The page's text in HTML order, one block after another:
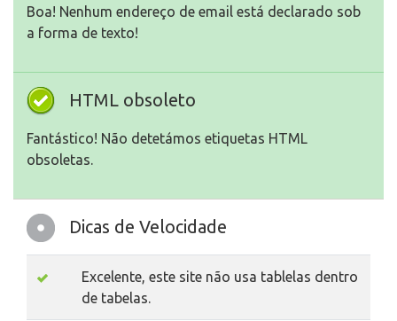
Boa! Nenhum endereço de email está declarado sob
a forma de texto!
HTML obsoleto
Fantástico! Não detetámos etiquetas HTML
obsoletas.
Dicas de Velocidade
Excelente, este site não usa tablelas dentro
de tabelas.